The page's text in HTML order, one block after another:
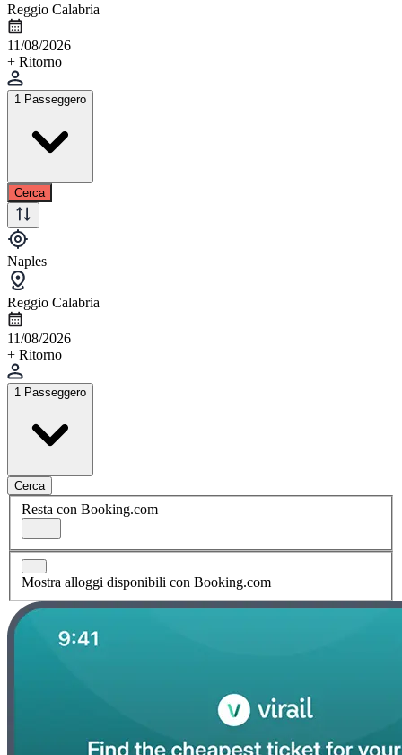
Reggio Calabria
11/08/2026
+ Ritorno
1 Passeggero
Cerca
Naples
Reggio Calabria
11/08/2026
+ Ritorno
1 Passeggero
Cerca
Resta con Booking.com
Mostra alloggi disponibili con Booking.com